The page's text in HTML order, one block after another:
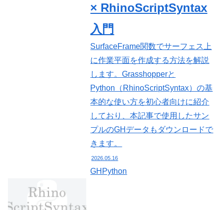
× RhinoScriptSyntax
入門
SurfaceFrame関数でサーフェス上
に作業平面を作成する方法を解説
します。Grasshopperと
Python（RhinoScriptSyntax）の基
本的な使い方を初心者向けに紹介
しており、本記事で使用したサン
プルのGHデータもダウンロードで
きます。
2026.05.16
GHPython